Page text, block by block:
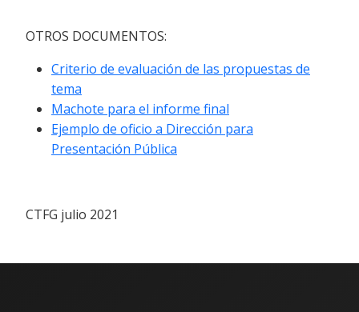
OTROS DOCUMENTOS:
Criterio de evaluación de las propuestas de
tema
Machote para el informe final
Ejemplo de oficio a Dirección para
Presentación Pública
CTFG julio 2021